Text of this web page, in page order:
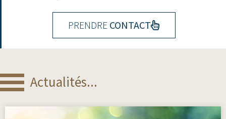
PRENDRE CONTACT
Actualités...